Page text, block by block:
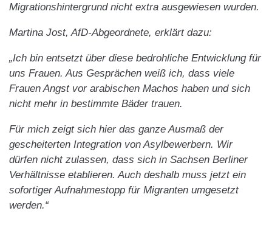
Migrationshintergrund nicht extra ausgewiesen wurden.
Martina Jost, AfD-Abgeordnete, erklärt dazu:
„Ich bin entsetzt über diese bedrohliche Entwicklung für
uns Frauen. Aus Gesprächen weiß ich, dass viele
Frauen Angst vor arabischen Machos haben und sich
nicht mehr in bestimmte Bäder trauen.
Für mich zeigt sich hier das ganze Ausmaß der
gescheiterten Integration von Asylbewerbern. Wir
dürfen nicht zulassen, dass sich in Sachsen Berliner
Verhältnisse etablieren. Auch deshalb muss jetzt ein
sofortiger Aufnahmestopp für Migranten umgesetzt
werden.“